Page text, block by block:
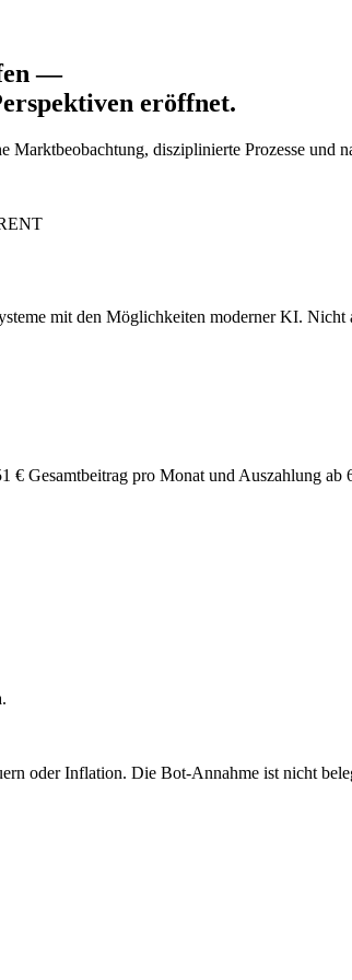
—
eröffnet.
Marktbeobachtung, disziplinierte Prozesse und
mit den Möglichkeiten moderner KI.
€ Gesamtbeitrag pro Monat und Auszahlung ab
oder Inflation. Die Bot-Annahme ist nicht